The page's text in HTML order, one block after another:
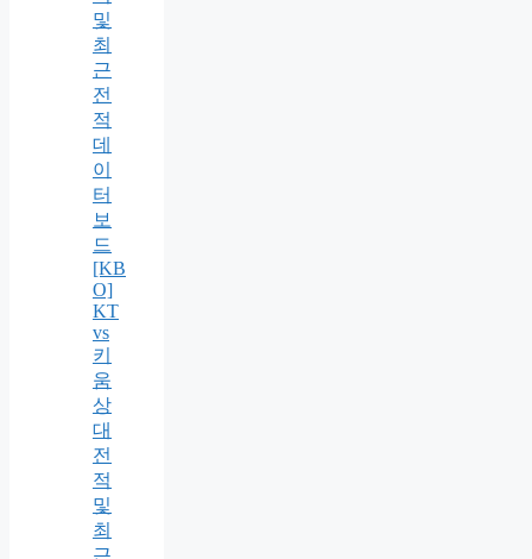
및
최
근
전
적
데
이
터
보
드
[KB
O]
KT
vs
키
움
상
대
전
적
및
최
근